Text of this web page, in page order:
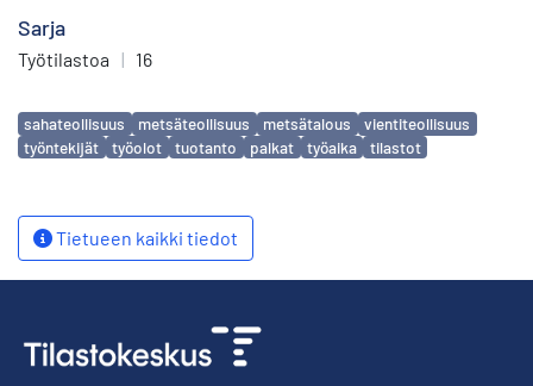
Sarja
Työtilastoa | 16
Avainsanat
sahateollisuus metsäteollisuus metsätalous
vientiteollisuus
työntekijät
työolot tuotanto palkat työaika tilastot
Tietueen kaikki tiedot